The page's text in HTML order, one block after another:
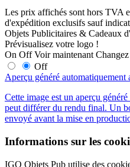
Les prix affichés sont hors TVA
d'expédition exclusifs sauf
Objets Publicitaires & Cadeaux
Prévisualisez votre logo !
On Off Voir maintenant
Off
Aperçu généré automatiquement
Cette image est un aperçu
peut différer du rendu final. Un
envoyé avant la mise en
Informations sur les
IGO Objets Pub utilise des